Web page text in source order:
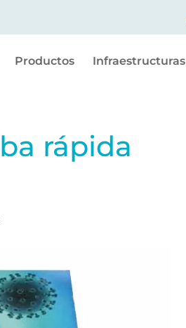
Productos Infraestructuras
rápida